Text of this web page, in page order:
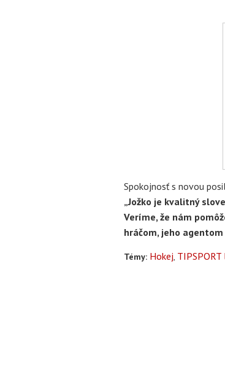
Spokojnosť s novou
„Jožko je kvalitný
Veríme, že nám
hráčom, jeho agentom
Témy: Hokej TIPSPORT